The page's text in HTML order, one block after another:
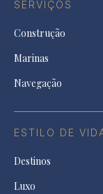
SERVIÇOS
Construção
Marinas
Navegação
ESTILO DE
Destinos
Luxo